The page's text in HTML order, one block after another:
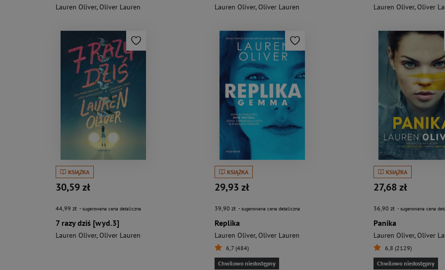
Lauren Oliver,Oliver Lauren Lauren Oliver,Oliver Lauren Lauren Oliver,Oliver
KSIĄŻKA
30,59 zł
44,99 zł - sugerowana cena detaliczna
7 razy dziś [wyd.3]
Lauren Oliver,Oliver Lauren
KSIĄŻKA
29,93 zł
39,90 zł - sugerowana cena detaliczna
Replika
Lauren Oliver,Oliver Lauren
6,7 (484)
Chwilowo niedostępny
KSIĄŻKA
27,68 zł
36,90 zł - sugerowana cena
Panika
Lauren Oliver,Oliver
6,8 (2129)
Chwilowo niedostępny